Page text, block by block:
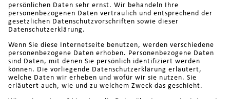
persönlichen Daten sehr ernst. Wir behandeln Ihre
personenbezogenen Daten vertraulich und entsprechend der
gesetzlichen Datenschutzvorschriften sowie dieser
Datenschutzerklärung.
Wenn Sie diese Internetseite benutzen, werden verschiedene
personenbezogene Daten erhoben. Personenbezogene Daten
sind Daten, mit denen Sie persönlich identifiziert werden
können. Die vorliegende Datenschutzerklärung erläutert,
welche Daten wir erheben und wofür wir sie nutzen. Sie
erläutert auch, wie und zu welchem Zweck das geschieht.